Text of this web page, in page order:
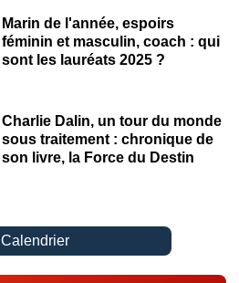
Marin de l'année, espoirs
féminin et masculin, coach : qui
sont les lauréats 2025 ?
Charlie Dalin, un tour du monde
sous traitement : chronique de
son livre, la Force du Destin
Calendrier